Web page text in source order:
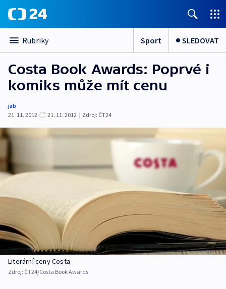
Rubriky Sport SLEDOVAT
Costa Book Awards: Poprvé i
komiks může mít cenu
jab
21. 11. 2012
21. 11. 2012 | Zdroj: ČT24
Literární ceny Costa
Zdroj: ČT24/Costa Book Awards